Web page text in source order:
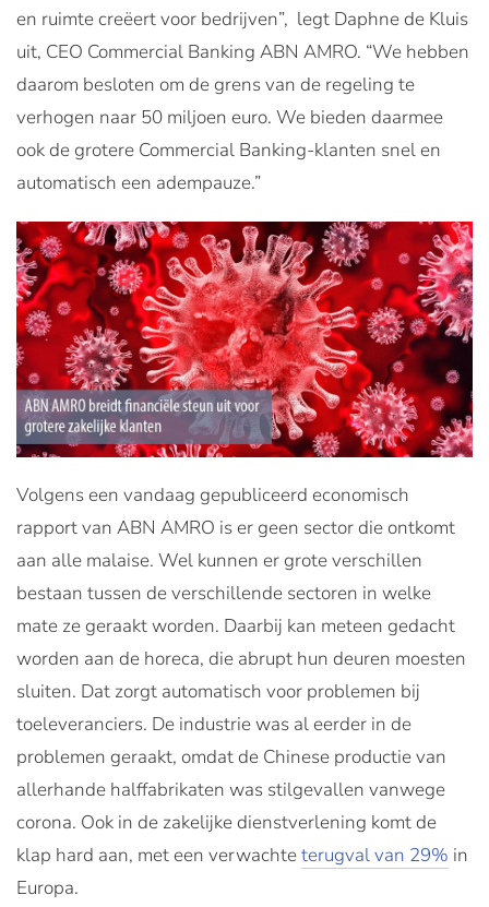
en ruimte creëert voor bedrijven”, legt Daphne de Kluis
uit, CEO Commercial Banking ABN AMRO. “We hebben
daarom besloten om de grens van de regeling te
verhogen naar 50 miljoen euro. We bieden daarmee
ook de grotere Commercial Banking-klanten snel en
automatisch een adempauze.”
Volgens een vandaag gepubliceerd economisch
rapport van ABN AMRO is er geen sector die ontkomt
aan alle malaise. Wel kunnen er grote verschillen
bestaan tussen de verschillende sectoren in welke
mate ze geraakt worden. Daarbij kan meteen gedacht
worden aan de horeca, die abrupt hun deuren moesten
sluiten. Dat zorgt automatisch voor problemen bij
toeleveranciers. De industrie was al eerder in de
problemen geraakt, omdat de Chinese productie van
allerhande halffabrikaten was stilgevallen vanwege
corona. Ook in de zakelijke dienstverlening komt de
klap hard aan, met een verwachteterugval van 29% in
Europa.